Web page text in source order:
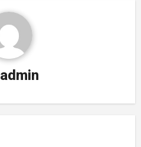
admin